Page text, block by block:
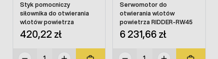
Styk pomocniczy
siłownika do otwierania
wlotów powietrza
420,22 zł
Serwomotor do
otwierania wlotów
powietrza RIDDER-RW45
6 231,66 zł